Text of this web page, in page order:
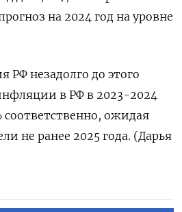
на 2024 год на уровне
незадолго до этого
в РФ в 2023-2024
соответственно, ожидая
не ранее 2025 года. (Дарья